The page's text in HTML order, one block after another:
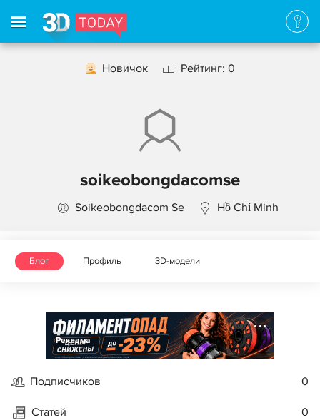
Новичок Рейтинг: 0
soikeobongdacomse
Soikeobongdacom Se Hồ Chí Minh
Блог Профиль 3D-модели
Реклама
Подписчиков 0
Статей 0